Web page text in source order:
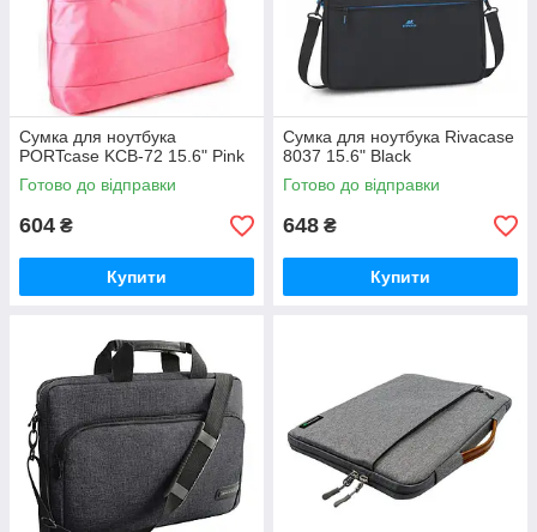
Сумка для ноутбука
PORTcase KCB-72 15.6" Pink
Готово до відправки
604 ₴
Купити
Сумка для ноутбука Rivacase
8037 15.6" Black
Готово до відправки
648 ₴
Купити